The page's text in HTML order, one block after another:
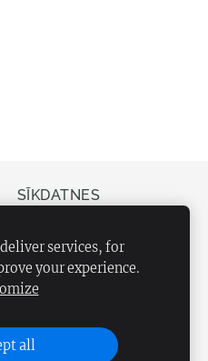
SĪKDATNES
iela 20, Rīga, LV-1050
services, for
your experience.
all